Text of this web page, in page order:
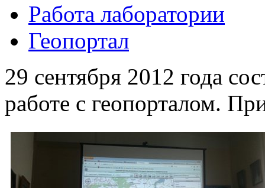
Работа лаборатории
Геопортал
29 сентября 2012 года
работе с геопорталом.